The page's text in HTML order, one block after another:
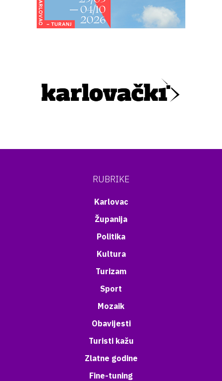
RUBRIKE
Karlovac
Županija
Politika
Kultura
Turizam
Sport
Mozaik
Obavijesti
Turisti kažu
Zlatne godine
Fine-tuning